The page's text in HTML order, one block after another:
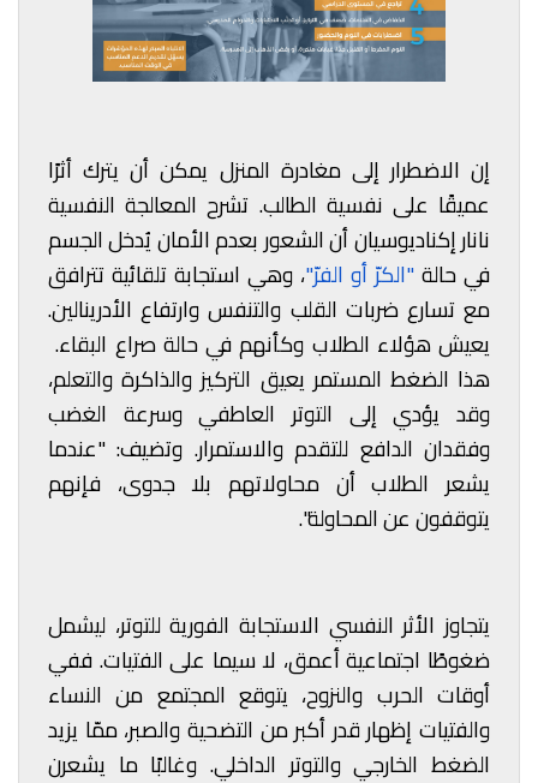
إن الاضطرار إلى مغادرة المنزل يمكن أن يترك أثرًا
عميقًا على نفسية الطالب. تشرح المعالجة النفسية
نانار إكناديوسيان أن الشعور بعدم الأمان يُدخل الجسم
في حالة"الكرّ أو الفرّ"، وهي استجابة تلقائية تترافق
مع تسارع ضربات القلب والتنفس وارتفاع الأدرينالين.
يعيش هؤلاء الطلاب وكأنهم في حالة صراع البقاء.
هذا الضغط المستمر يعيق التركيز والذاكرة والتعلم،
وقد يؤدي إلى التوتر العاطفي وسرعة الغضب
وفقدان الدافع للتقدم والاستمرار. وتضيف: "عندما
يشعر الطلاب أن محاولاتهم بلا جدوى، فإنهم
يتوقفون عن المحاولة".
يتجاوز الأثر النفسي الاستجابة الفورية للتوتر، ليشمل
ضغوطًا اجتماعية أعمق، لا سيما على الفتيات. ففي
أوقات الحرب والنزوح، يتوقع المجتمع من النساء
والفتيات إظهار قدر أكبر من التضحية والصبر، ممّا يزيد
الضغط الخارجي والتوتر الداخلي. وغالبًا ما يشعرن